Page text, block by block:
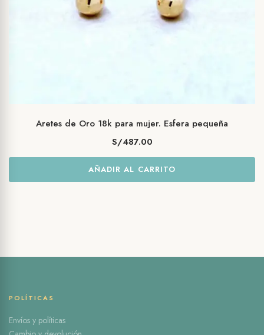
Aretes de Oro 18k para mujer. Esfera pequeña
S/487.00
AÑADIR AL CARRITO
POLÍTICAS
Envíos y políticas